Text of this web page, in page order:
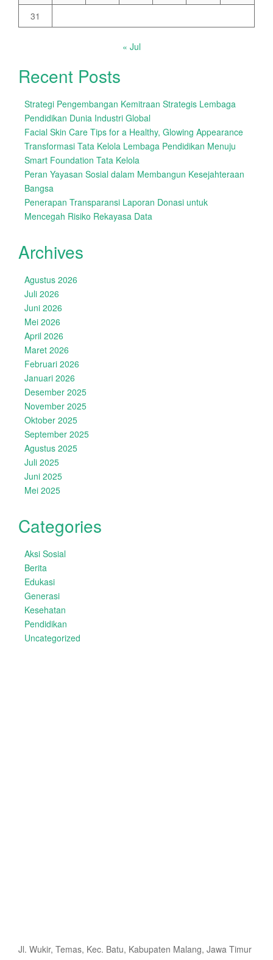
31
« Jul
Recent Posts
Strategi Pengembangan Kemitraan Strategis Lembaga
Pendidikan Dunia Industri Global
Facial Skin Care Tips for a Healthy, Glowing Appearance
Transformasi Tata Kelola Lembaga Pendidikan Menuju
Smart Foundation Tata Kelola
Peran Yayasan Sosial dalam Membangun Kesejahteraan
Bangsa
Penerapan Transparansi Laporan Donasi untuk
Mencegah Risiko Rekayasa Data
Archives
Agustus 2026
Juli 2026
Juni 2026
Mei 2026
April 2026
Maret 2026
Februari 2026
Januari 2026
Desember 2025
November 2025
Oktober 2025
September 2025
Agustus 2025
Juli 2025
Juni 2025
Mei 2025
Categories
Aksi Sosial
Berita
Edukasi
Generasi
Kesehatan
Pendidikan
Uncategorized
Jl. Wukir, Temas, Kec. Batu, Kabupaten Malang, Jawa Timur